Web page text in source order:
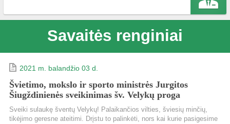
Savaitės renginiai
2021 m. balandžio 03 d.
Švietimo, mokslo ir sporto ministrės Jurgitos
Šiugždinienės sveikinimas šv. Velykų proga
Sveiki sulaukę šventų Velykų! Palaikančios vilties, šviesių minčių,
tikėjimo geresne ateitimi. Drįstu to palinkėti, nors kai kurie pasigesime